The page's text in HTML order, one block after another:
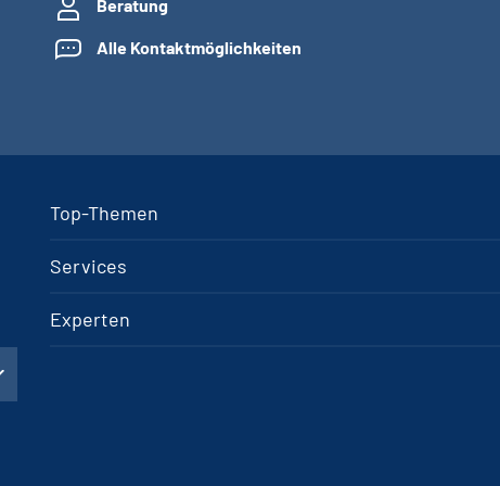
Beratung
Alle Kontaktmöglichkeiten
Top-Themen
Services
Experten